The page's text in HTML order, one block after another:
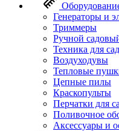
Генераторы и
Триммеры
Ручной
Техника для
Воздуходувы
Тепловые
Цепные пилы
Краскопульты
Перчатки для
Поливочное
Аксессуары и